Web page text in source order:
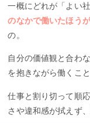
一概にどれが「よい
のなかで働いたほう
の。
自分の価値観と合わ
を抱きながら働くこ
仕事と割り切って順
さや違和感が拭えず